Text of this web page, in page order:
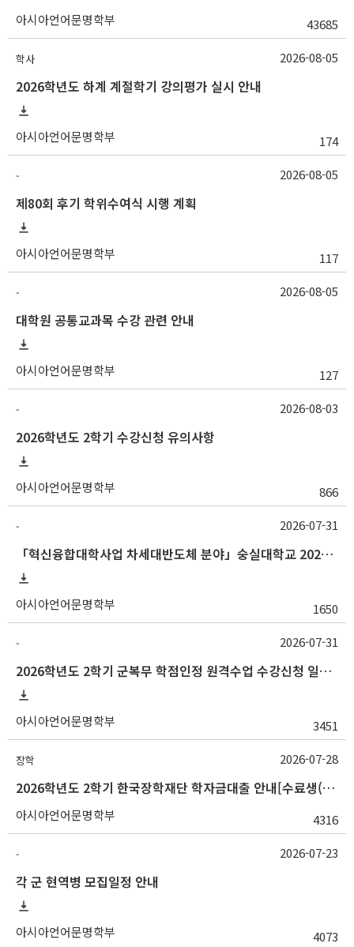
아시아언어문명학부 43685
학사
2026학년도 하계 계절학기 강의평가 실시 안내
아시아언어문명학부 174
2026-08-05
-
제80회 후기 학위수여식 시행 계획
아시아언어문명학부 117
2026-08-05
-
대학원 공통교과목 수강 관련 안내
아시아언어문명학부 127
2026-08-05
-
2026학년도 2학기 수강신청 유의사항
아시아언어문명학부 866
2026-08-03
-
「혁신융합대학사업 차세대반도체 분야」숭실대학교 2026학년도 2학기 교류 수학 안내
아시아언어문명학부 1650
2026-07-31
-
2026학년도 2학기 군복무 학점인정 원격수업 수강신청 일정 등 안내
아시아언어문명학부 3451
2026-07-31
장학
2026학년도 2학기 한국장학재단 학자금대출 안내[수료생(연구생)]
아시아언어문명학부 4316
2026-07-28
-
각 군 현역병 모집일정 안내
아시아언어문명학부 4073
2026-07-23